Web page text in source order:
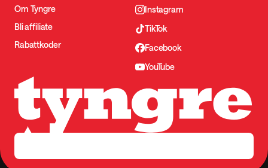
Om Tyngre
Bli affiliate
Rabattkoder
Instagram
TikTok
Facebook
YouTube